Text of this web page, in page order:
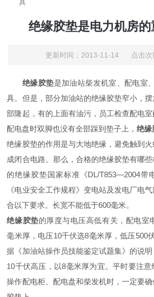
具
绝缘胶垫是电力机房
更新时间：2013-11-14 点击次
绝缘胶垫是加油站柴发机室、配电室
具。但是，部分加油站的绝缘胶垫窄小，
部隆起，有的上面有油污，员工检查配电
配电盘时双脚也没有全部踩到垫子上，绝缘
绝缘胶垫的作用是与大地绝缘，避免触到
成闭合电路。那么，合格的绝缘胶垫有哪
的绝缘胶垫国家标准《DL/T853—2004带
《电业安全工作规程》变电站及发电厂电
合以下要求。长宽不能低于600毫米。
绝缘胶垫的厚度与电压高低有关，配电室
毫米厚，电压10千伏选8毫米厚，低压500
据《加油站操作员技能鉴定试题集》的说
10千伏高压，以8毫米厚为宜。平时要注
操作配电柜、配电盘和柴发机时，一定要